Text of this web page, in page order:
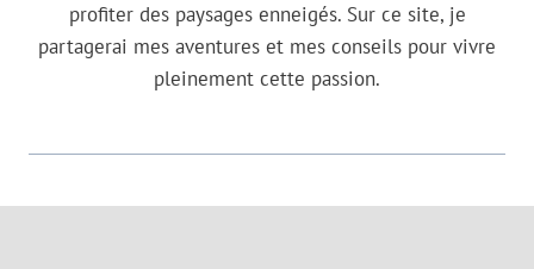
profiter des paysages enneigés. Sur ce site, je
partagerai mes aventures et mes conseils pour vivre
pleinement cette passion.